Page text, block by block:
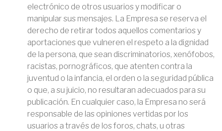
electrónico de otros usuarios y modificar o
manipular sus mensajes. La Empresa se reserva el
derecho de retirar todos aquellos comentarios y
aportaciones que vulneren el respeto a la dignidad
de la persona, que sean discriminatorios, xenófobos,
racistas, pornográficos, que atenten contra la
juventud o la infancia, el orden o la seguridad pública
o que, a su juicio, no resultaran adecuados para su
publicación. En cualquier caso, la Empresa no será
responsable de las opiniones vertidas por los
usuarios a través de los foros, chats, u otras